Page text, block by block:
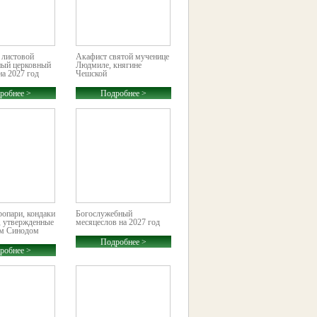
церковный
2027 год
>
Акафист святой мученице
Людмиле, княгине
Чешской
Подробнее >
кондаки
Синодом
>
Богослужебный
месяцеслов на 2027 год
Подробнее >